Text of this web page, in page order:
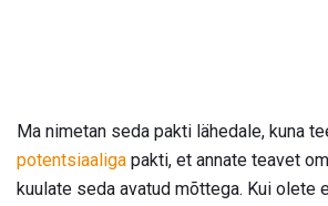
Ma nimetan seda pakti lähedale, kuna
potentsiaaliga pakti, et annate teavet
kuulate seda avatud mõttega. Kui olete